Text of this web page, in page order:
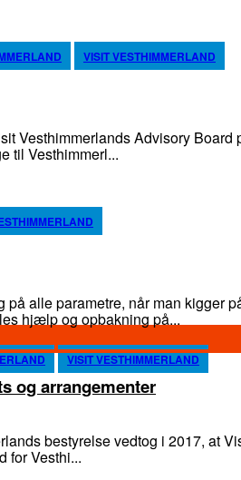
VISIT VESTHIMMERLAND
Vesthimmerlands Advisory Board
penge til Vesthimmerl...
alle parametre, når man kigger
hjælp og opbakning på...
VISIT VESTHIMMERLAND
og arrangementer
bestyrelse vedtog i 2017, at
for Vesthi...